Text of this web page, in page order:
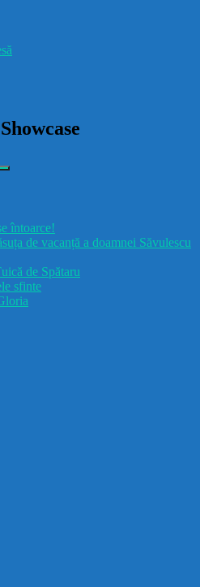
întoarce!
de vacanță a doamnei Săvulescu
de Spătaru
sfinte